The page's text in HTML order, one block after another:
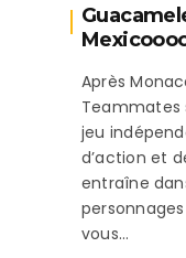
Après
Teammates
jeu
d’action et
entraîne
vous…